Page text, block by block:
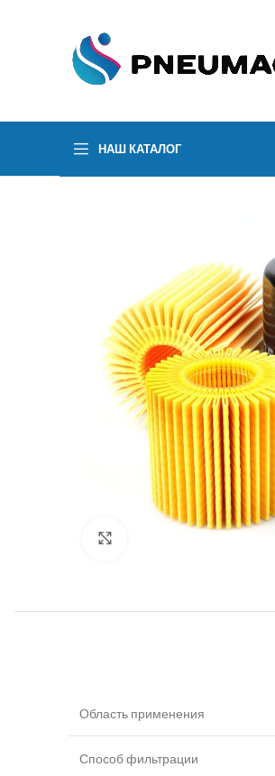
НАШ КАТАЛОГ
Область применения
Способ фильтрации